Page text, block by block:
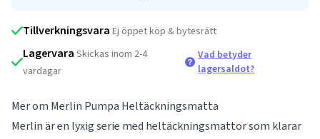
Tillverkningsvara Ej öppet köp & bytesrätt
Lagervara Skickas inom 2-4
vardagar
Vad betyder
lagersaldot?
Mer om Merlin Pumpa Heltäckningsmatta
Merlin är en lyxig serie med heltäckningsmattor som klarar